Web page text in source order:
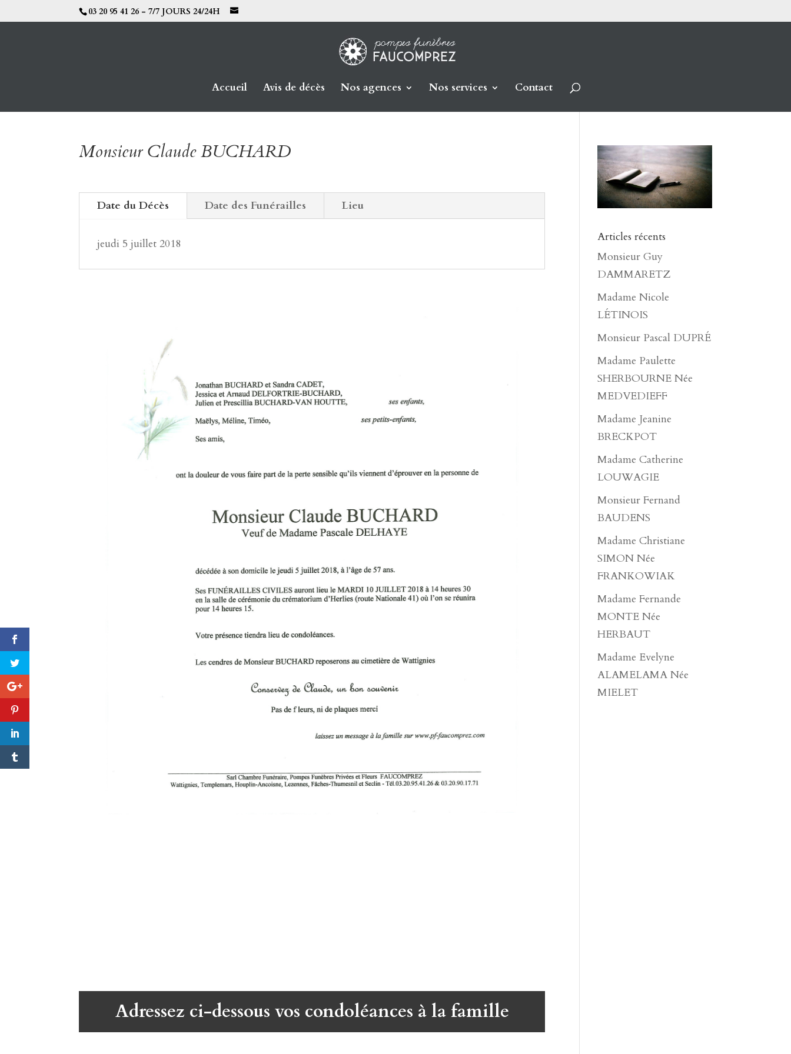
03 20 95 41 26 - 7/7 JOURS 24/24H
Accueil Avis de décès Nos agences Nos services Contact
Monsieur Claude BUCHARD
Date du Décès Date des Funérailles Lieu
jeudi 5 juillet 2018
Adressez ci-dessous vos condoléances à la famille
Articles récents
Monsieur Guy
DAMMARETZ
Madame Nicole
LÉTINOIS
Monsieur Pascal DUPRÉ
Madame Paulette
SHERBOURNE Née
MEDVEDIEFF
Madame Jeanine
BRECKPOT
Madame Catherine
LOUWAGIE
Monsieur Fernand
BAUDENS
Madame Christiane
SIMON Née
FRANKOWIAK
Madame Fernande
MONTE Née
HERBAUT
Madame Evelyne
ALAMELAMA Née
MIELET